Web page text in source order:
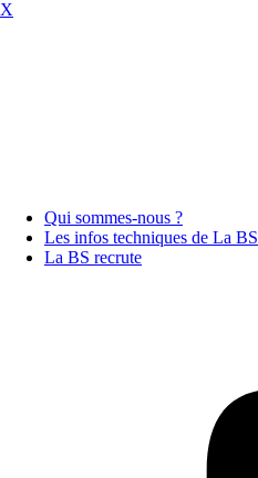
X
Qui sommes-nous ?
Les infos techniques de La BS
La BS recrute